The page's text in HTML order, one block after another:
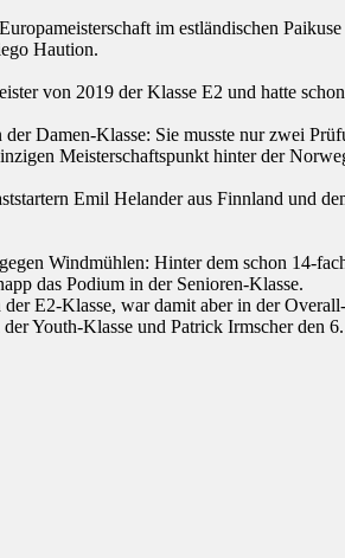
im estländischen
Haution.
von 2019 der Klasse E2 und hatte
Damen-Klasse: Sie musste nur zwei
Meisterschaftspunkt hinter der
Emil Helander aus Finnland und
Windmühlen: Hinter dem schon 14-
das Podium in der Senioren-Klasse.
E2-Klasse, war damit aber in der
Youth-Klasse und Patrick Irmscher den